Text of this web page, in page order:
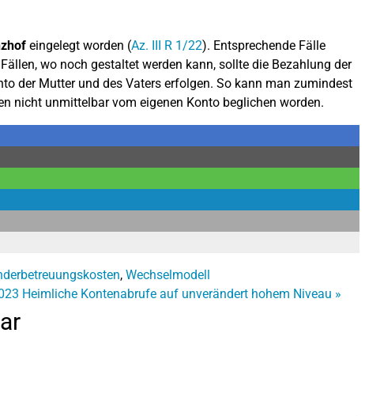
eingelegt worden (Az. III R 1/22). Entsprechende Fälle
wo noch gestaltet werden kann, sollte die Bezahlung der
der Mutter und des Vaters erfolgen. So kann man zumindest
nicht unmittelbar vom eigenen Konto beglichen worden.
, Wechselmodell
Heimliche Kontenabrufe auf unverändert hohem Niveau »